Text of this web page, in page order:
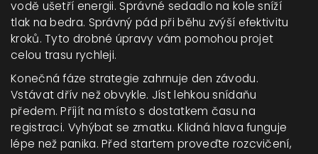
vodě ušetří energii. Správné sedadlo na kole sníží
tlak na bedra. Správný pád při běhu zvýší efektivitu
kroků. Tyto drobné úpravy vám pomohou projet
celou trasu rychleji.
Konečná fáze strategie zahrnuje den závodu.
Vstávat dřív než obvykle. Jíst lehkou snídaňu
předem. Příjít na místo s dostatkem času na
registraci. Vyhýbat se zmatku. Klidná hlava funguje
lépe než panika. Před startem proveďte rozcvičení,